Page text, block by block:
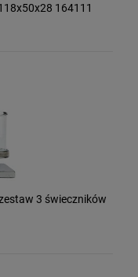
164111
3 świeczników